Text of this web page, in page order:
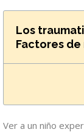
Los
Factores
Ver a un niño